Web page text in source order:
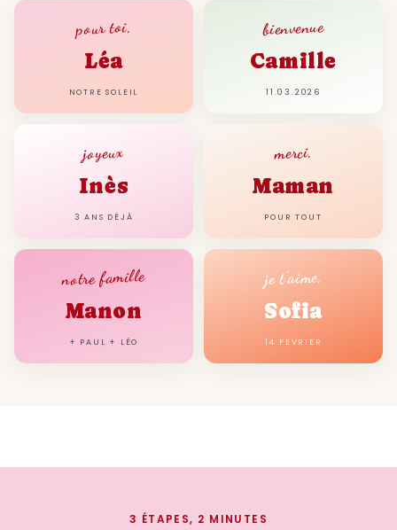
pour toi,
Léa
NOTRE SOLEIL
bienvenue
Camille
11.03.2026
joyeux
Inès
3 ANS DÉJÀ
merci,
Maman
POUR TOUT
notre famille
Manon
+ PAUL + LÉO
je t'aime,
Sofia
14 FÉVRIER
3 ÉTAPES, 2 MINUTES